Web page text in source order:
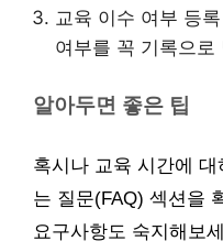
교육 이수 여부 등
여부를 꼭 기록으로
알아두면 좋은 팁
혹시나 교육 시간에
는 질문(FAQ) 섹션을
요구사항도 숙지해보